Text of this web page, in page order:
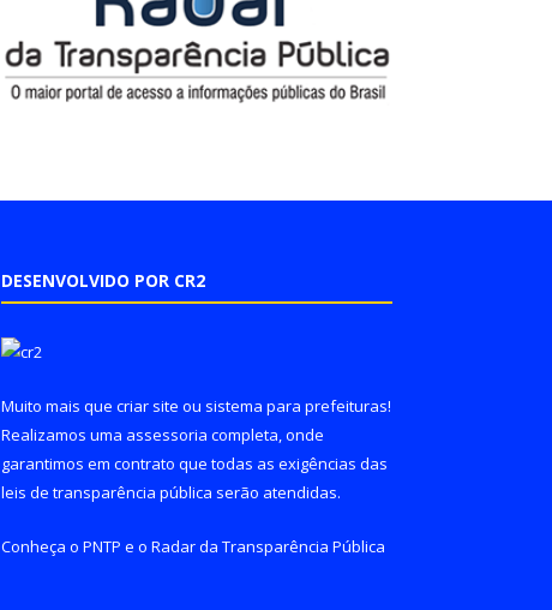
DESENVOLVIDO POR CR2
Muito mais que criar site ou sistema para prefeituras!
Realizamos uma assessoria completa, onde
garantimos em contrato que todas as exigências das
leis de transparência pública serão atendidas.
Conheça o PNTP e o Radar da Transparência Pública